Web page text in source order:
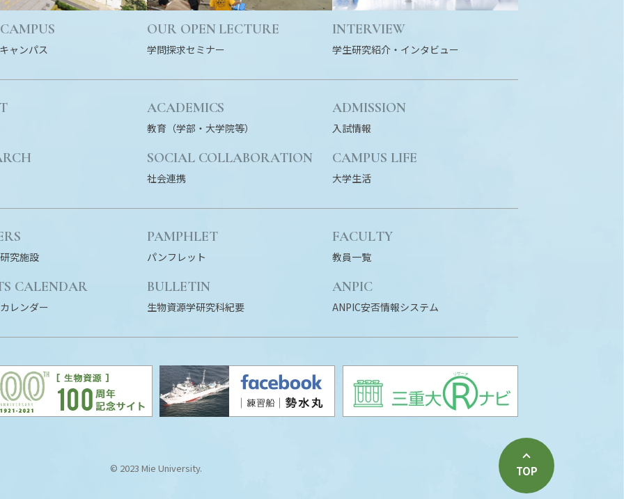
ャンパス
OUR OPEN LECTURE
学問探求セミナー
INTERVIEW
学生研究紹介・ インタビュー
ACADEMICS
教育（学部・大学院等）
ADMISSION
入試情報
SOCIAL COLLABORATION
社会連携
CAMPUS LIFE
大学生活
究施設
PAMPHLET
パンフレット
FACULTY
教員一覧
CALENDAR
レンダー
BULLETIN
生物資源学研究科紀要
ANPIC
ANPIC安否情報システム
© 2023 Mie University. TOP